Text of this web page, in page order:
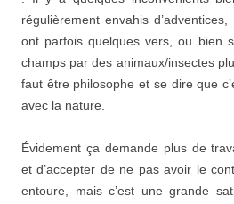
régulièrement envahis
ont parfois quelques vers, ou bien
champs par des animaux/insectes
faut être philosophe et se dire que
avec la nature.
Évidement ça demande plus de
et d’accepter de ne pas avoir le
entoure, mais c’est une grande